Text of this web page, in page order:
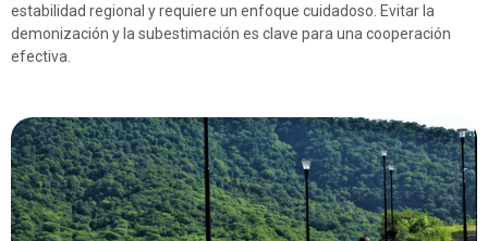
estabilidad regional y requiere un enfoque cuidadoso. Evitar la
demonización y la subestimación es clave para una cooperación
efectiva.